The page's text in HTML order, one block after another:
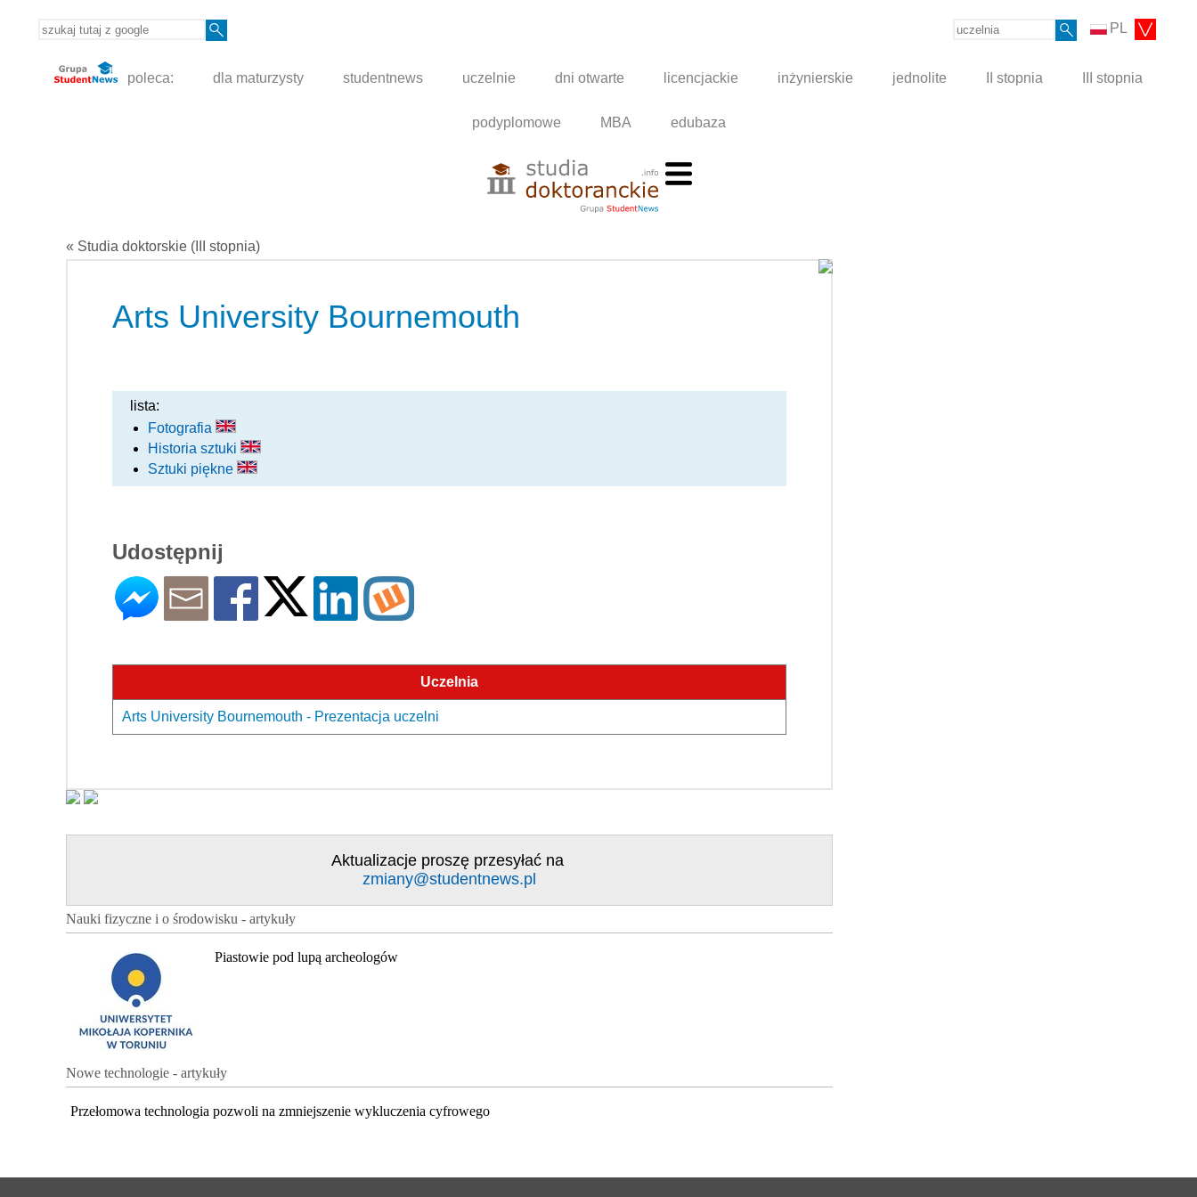
PL
poleca: dla maturzysty studentnews uczelnie dni otwarte licencjackie inżynierskie jednolite II stopnia III stopnia
podyplomowe MBA edubaza
« Studia doktorskie (III stopnia)
Arts University Bournemouth
lista:
Fotografia
Historia sztuki
Sztuki piękne
Udostępnij
Uczelnia
Arts University Bournemouth - Prezentacja uczelni
Aktualizacje proszę przesyłać na
zmiany@studentnews.pl
Nauki fizyczne i o środowisku - artykuły
Piastowie pod lupą archeologów
Nowe technologie - artykuły
Przełomowa technologia pozwoli na zmniejszenie wykluczenia cyfrowego